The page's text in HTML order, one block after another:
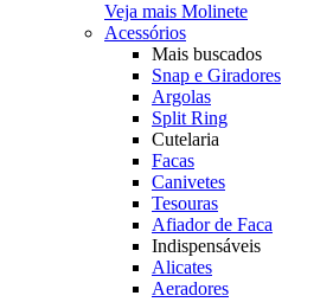
Veja mais Molinete
Acessórios
Mais buscados
Snap e Giradores
Argolas
Split Ring
Cutelaria
Facas
Canivetes
Tesouras
Afiador de Faca
Indispensáveis
Alicates
Aeradores